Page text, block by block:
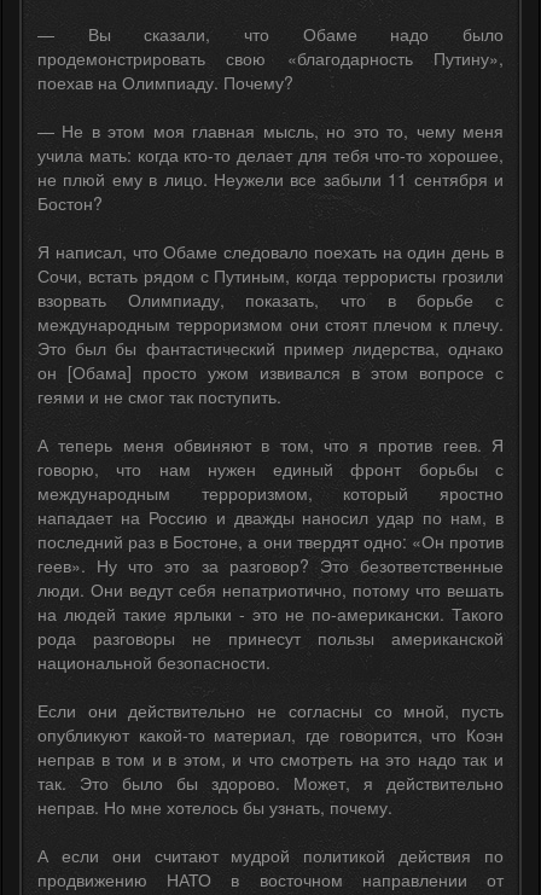
— Вы сказали, что Обаме надо было
продемонстрировать свою «благодарность Путину»,
поехав на Олимпиаду. Почему?
— Не в этом моя главная мысль, но это то, чему меня
учила мать: когда кто-то делает для тебя что-то хорошее,
не плюй ему в лицо. Неужели все забыли 11 сентября и
Бостон?
Я написал, что Обаме следовало поехать на один день в
Сочи, встать рядом с Путиным, когда террористы грозили
взорвать Олимпиаду, показать, что в борьбе с
международным терроризмом они стоят плечом к плечу.
Это был бы фантастический пример лидерства, однако
он [Обама] просто ужом извивался в этом вопросе с
геями и не смог так поступить.
А теперь меня обвиняют в том, что я против геев. Я
говорю, что нам нужен единый фронт борьбы с
международным терроризмом, который яростно
нападает на Россию и дважды наносил удар по нам, в
последний раз в Бостоне, а они твердят одно: «Он против
геев». Ну что это за разговор? Это безответственные
люди. Они ведут себя непатриотично, потому что вешать
на людей такие ярлыки - это не по-американски. Такого
рода разговоры не принесут пользы американской
национальной безопасности.
Если они действительно не согласны со мной, пусть
опубликуют какой-то материал, где говорится, что Коэн
неправ в том и в этом, и что смотреть на это надо так и
так. Это было бы здорово. Может, я действительно
неправ. Но мне хотелось бы узнать, почему.
А если они считают мудрой политикой действия по
продвижению НАТО в восточном направлении от